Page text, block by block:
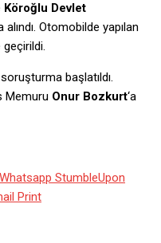
Köroğlu Devlet
alındı. Otomobilde yapılan
başlatıldı.
Memuru Onur Bozkurt‘a
Whatsapp StumbleUpon
Print